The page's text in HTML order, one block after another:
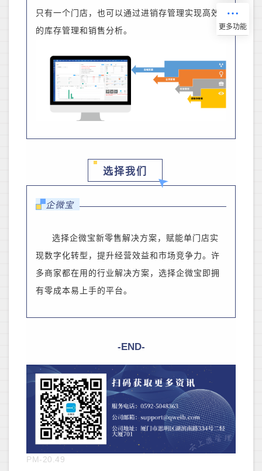
只有一个门店，也可以通过进销存管理实现高效
的库存管理和销售分析。
选择我们
企微宝
选择企微宝新零售解决方案，赋能单门店实
现数字化转型，提升经营效益和市场竞争力。许
多商家都在用的行业解决方案，选择企微宝即拥
有零成本易上手的平台。
-END-
PM-20.49